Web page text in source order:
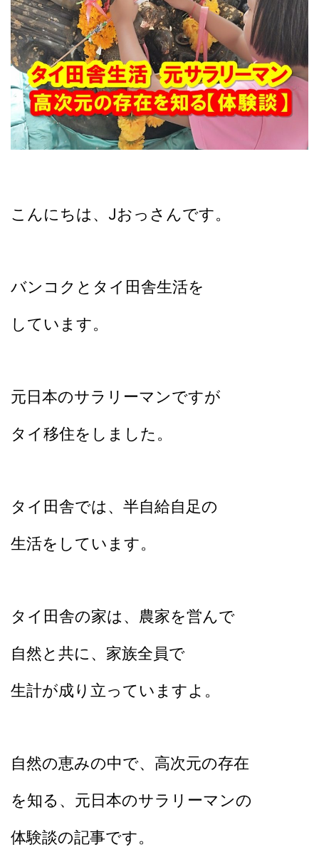
こんにちは、Jおっさんです。
バンコクとタイ田舎生活を
しています。
元日本のサラリーマンですが
タイ移住をしました。
タイ田舎では、 半自給自足の
生活をしています。
タイ田舎の家は、農家を営んで
自然と共に、家族全員で
生計が成り立っていますよ。
自然の恵みの中で、高次元の存在
を知る、元日本のサラリーマンの
体験談の記事です。